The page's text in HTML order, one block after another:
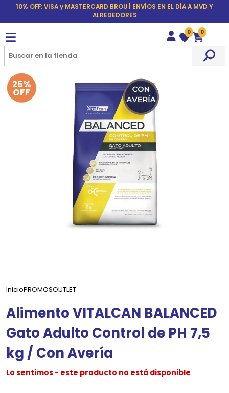
10% OFF: VISA y MASTERCARD BROU | ENVÍOS EN EL DÍA A MVD Y
ALREDEDORES
Wishlist
0
Carrito
0
25%
OFF
InicioPROMOSOUTLET
Alimento VITALCAN BALANCED
Gato Adulto Control de PH 7,5
kg / Con Avería
Lo sentimos - este producto no está disponible